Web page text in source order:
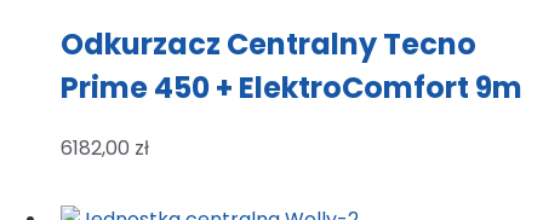
Odkurzacz Centralny Tecno
Prime 450 + ElektroComfort 9m
6182,00 zł